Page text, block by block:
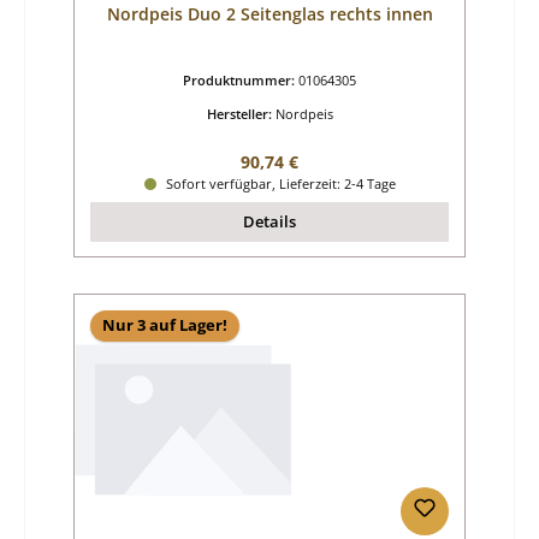
Nordpeis Duo 2 Seitenglas rechts innen
Produktnummer: 01064305
Hersteller: Nordpeis
Regulärer Preis:
90,74 €
Sofort verfügbar, Lieferzeit: 2-4 Tage
Details
Nur 3 auf Lager!